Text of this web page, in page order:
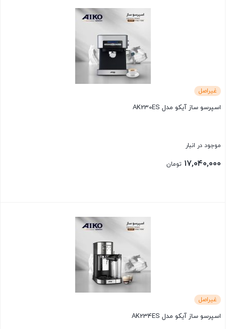
غیراصل
اسپرسو ساز آیکو مدل AK230ES
موجود در انبار
۱۷,۰۴۰,۰۰۰ تومان
غیراصل
اسپرسو ساز آیکو مدل AK234ES